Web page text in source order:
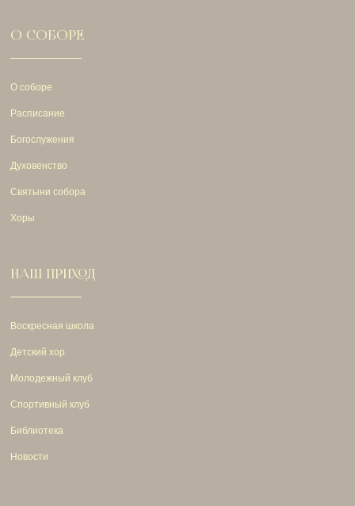
О СОБОРЕ
О соборе
Расписание
Богослужения
Духовенство
Святыни собора
Хоры
НАШ ПРИХОД
Воскресная школа
Детский хор
Молодежный клуб
Спортивный клуб
Библиотека
Новости